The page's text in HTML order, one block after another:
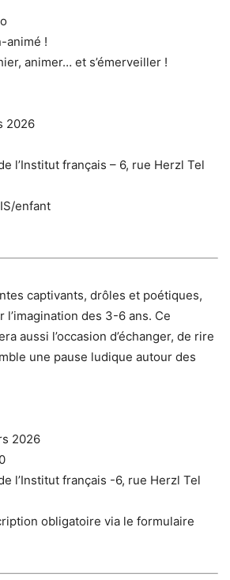
animé !
animer… et s’émerveiller !
2026
l’Institut français – 6, rue Herzl Tel
enfant
captivants, drôles et poétiques,
des 3-6 ans. Ce
aussi l’occasion d’échanger, de rire
une pause ludique autour des
2026
l’Institut français -6, rue Herzl Tel
obligatoire via le formulaire